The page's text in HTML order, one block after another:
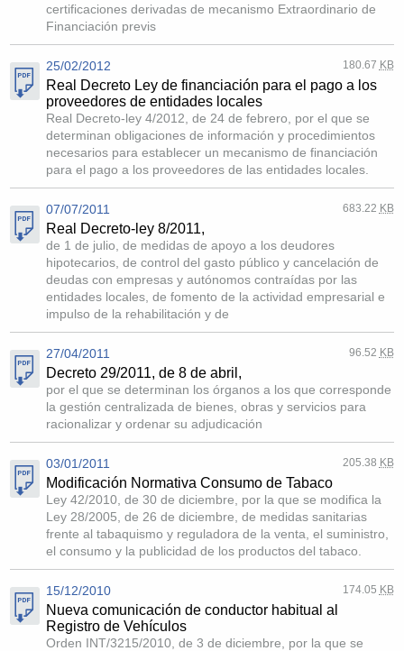
certificaciones derivadas de mecanismo Extraordinario de
Financiación previs
25/02/2012 180.67 KB
Real Decreto Ley de financiación para el pago a los
proveedores de entidades locales
Real Decreto-ley 4/2012, de 24 de febrero, por el que se
determinan obligaciones de información y procedimientos
necesarios para establecer un mecanismo de financiación
para el pago a los proveedores de las entidades locales.
07/07/2011 683.22 KB
Real Decreto-ley 8/2011,
de 1 de julio, de medidas de apoyo a los deudores
hipotecarios, de control del gasto público y cancelación de
deudas con empresas y autónomos contraídas por las
entidades locales, de fomento de la actividad empresarial e
impulso de la rehabilitación y de
27/04/2011 96.52 KB
Decreto 29/2011, de 8 de abril,
por el que se determinan los órganos a los que corresponde
la gestión centralizada de bienes, obras y servicios para
racionalizar y ordenar su adjudicación
03/01/2011 205.38 KB
Modificación Normativa Consumo de Tabaco
Ley 42/2010, de 30 de diciembre, por la que se modifica la
Ley 28/2005, de 26 de diciembre, de medidas sanitarias
frente al tabaquismo y reguladora de la venta, el suministro,
el consumo y la publicidad de los productos del tabaco.
15/12/2010 174.05 KB
Nueva comunicación de conductor habitual al
Registro de Vehículos
Orden INT/3215/2010, de 3 de diciembre, por la que se